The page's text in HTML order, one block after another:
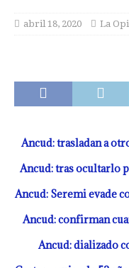
abril 18, 2020 La
Ancud: trasladan a
Ancud: tras ocultarlo
Ancud: Seremi evade
Ancud: confirman
Ancud: dializado